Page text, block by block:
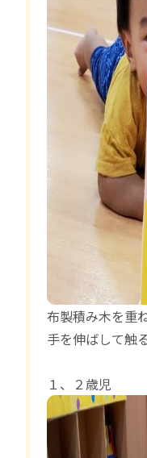
布製積み木を重
手を伸ばして触
１、２歳児